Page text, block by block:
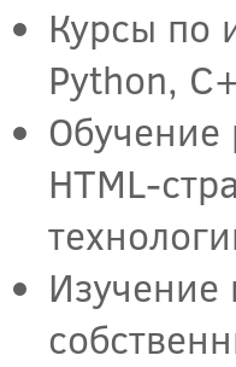
Курсы по
Python,
Обучение
HTML-
Изучение